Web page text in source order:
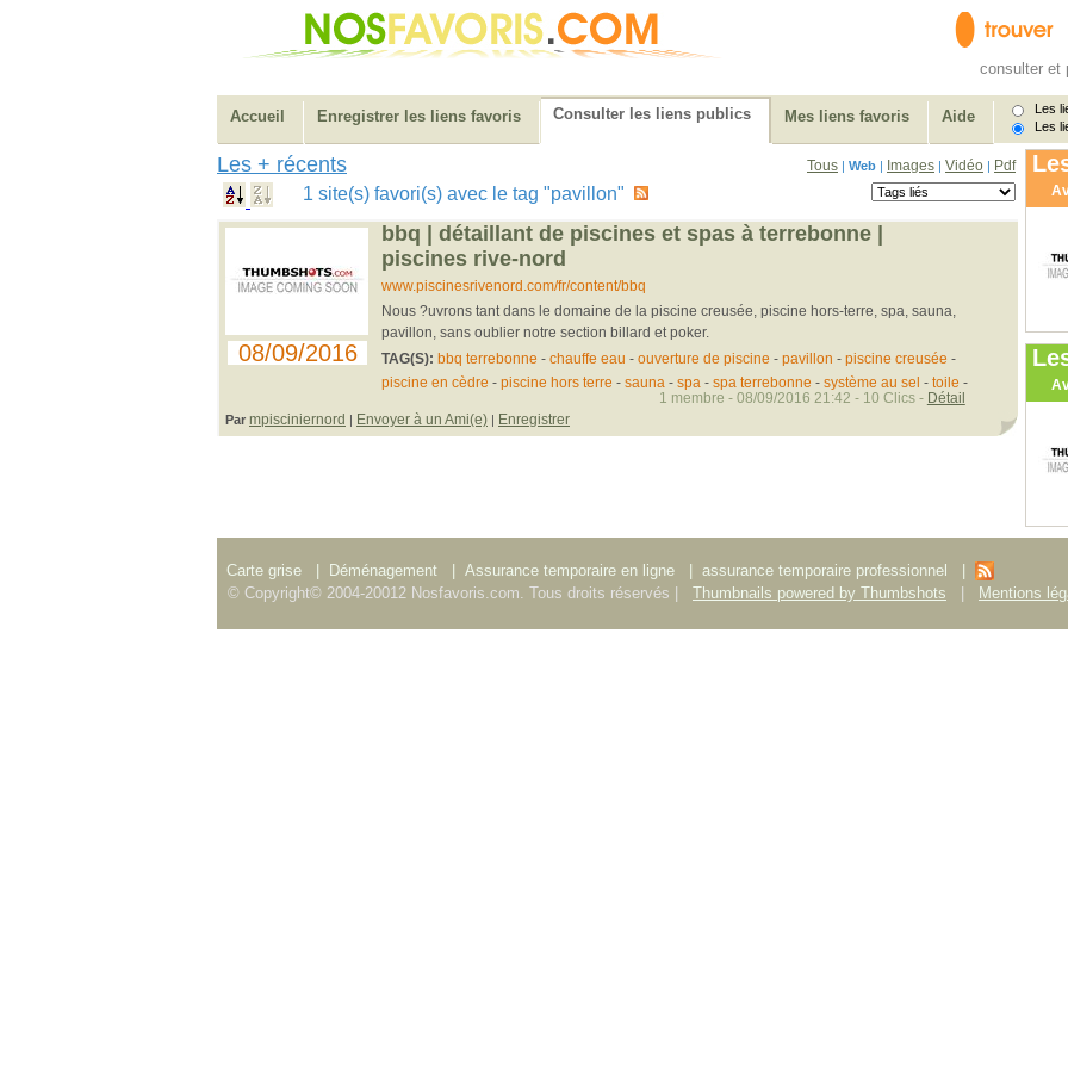
consulter et
Accueil Enregistrer les liens favoris Consulter les liens publics Mes liens favoris Aide
Les
Les
Les + récents Tous | Web | Images | Vidéo | Pdf
1 site(s) favori(s) avec le tag "pavillon"
08/09/2016
bbq | détaillant de piscines et spas à terrebonne |
piscines rive-nord
www.piscinesrivenord.com/fr/content/bbq
Nous ?uvrons tant dans le domaine de la piscine creusée, piscine hors-terre, spa, sauna,
pavillon, sans oublier notre section billard et poker.
TAG(S): bbq terrebonne - chauffe eau - ouverture de piscine - pavillon - piscine creusée -
piscine en cèdre - piscine hors terre - sauna - spa - spa terrebonne - système au sel - toile -
Par mpisciniernord | Envoyer à un Ami(e) | Enregistrer
1 membre - 08/09/2016 21:42 - 10 Clics - Détail
Carte grise Déménagement Assurance temporaire en ligne assurance temporaire professionnel
© Copyright© 2004-20012 Nosfavoris.com. Tous droits réservés |
Thumbnails powered by Thumbshots Mentions